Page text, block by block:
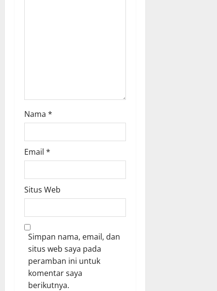
Nama *
Email *
Situs Web
Simpan nama, email, dan
situs web saya pada
peramban ini untuk
komentar saya
berikutnya.